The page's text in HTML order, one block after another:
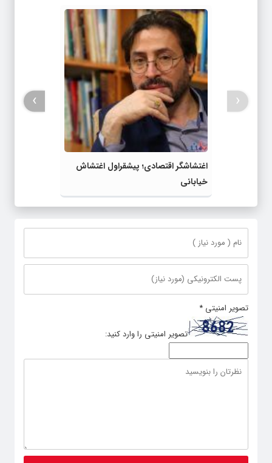
اغتشاشگر اقتصادی؛ پیشقراول اغتشاش
خیابانی
‹
›
تصویر امنیتی *
تصویر امنیتی را وارد کنید: